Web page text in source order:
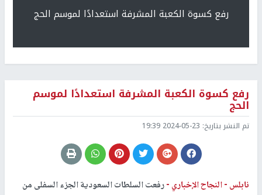
رفع ⁧كسوة الكعبة المشرفة⁩ استعدادًا لموسم الحج
رفع ⁧كسوة الكعبة المشرفة⁩ استعدادًا لموسم
الحج
تم النشر بتاريخ: 2024-05-23 19:39
نابلس -النجاح الإخباري -رفعت السلطات السعودية الجزء السفلى من